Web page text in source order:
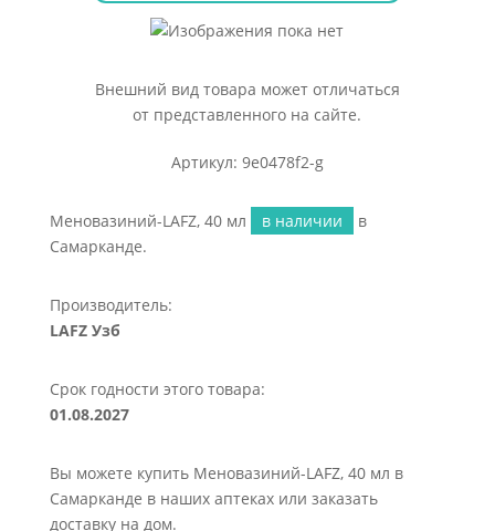
Внешний вид товара может отличаться
от представленного на сайте.
Артикул: 9e0478f2-g
Меновазиний-LAFZ, 40 мл в наличии
в
Самарканде.
Производитель:
LAFZ Узб
Срок годности этого товара:
01.08.2027
Вы можете купить Меновазиний-LAFZ, 40 мл в
Самарканде в наших аптеках или заказать
доставку на дом.